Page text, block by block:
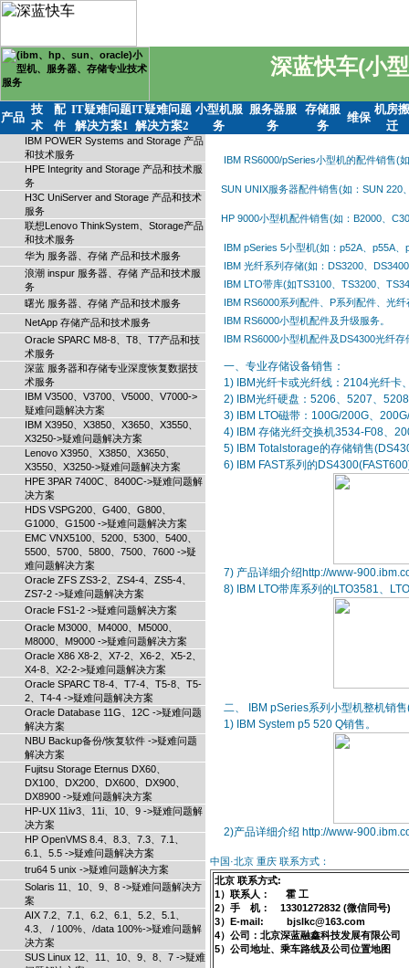
深蓝快车(小
产品
技
术
配
件
IT疑难问题
解决方案1
IT疑难问题
解决方案2
小型机服
务
服务器服
务
存储服
务
维保
机房搬
迁
IBM POWER Systems and Storage 产品
和技术服务
HPE Integrity and Storage 产品和技术服
务
H3C UniServer and Storage 产品和技术
服务
联想Lenovo ThinkSystem、Storage产品
和技术服务
华为 服务器、存储 产品和技术服务
浪潮 inspur 服务器、存储 产品和技术服
务
曙光 服务器、存储 产品和技术服务
NetApp 存储产品和技术服务
Oracle SPARC M8-8、T8、T7产品和技
术服务
深蓝 服务器和存储专业深度恢复数据技
术服务
IBM V3500、V3700、V5000、V7000->
疑难问题解决方案
IBM X3950、X3850、X3650、X3550、
X3250->疑难问题解决方案
Lenovo X3950、X3850、X3650、
X3550、X3250->疑难问题解决方案
HPE 3PAR 7400C、8400C->疑难问题解
决方案
HDS VSPG200、G400、G800、
G1000、G1500 ->疑难问题解决方案
EMC VNX5100、5200、5300、5400、
5500、5700、5800、7500、7600 ->疑
难问题解决方案
Oracle ZFS ZS3-2、ZS4-4、ZS5-4、
ZS7-2 ->疑难问题解决方案
Oracle FS1-2 ->疑难问题解决方案
Oracle M3000、M4000、M5000、
M8000、M9000 ->疑难问题解决方案
Oracle X86 X8-2、X7-2、X6-2、X5-2、
X4-8、X2-2->疑难问题解决方案
Oracle SPARC T8-4、T7-4、T5-8、T5-
2、T4-4 ->疑难问题解决方案
Oracle Database 11G、12C ->疑难问题
解决方案
NBU Backup备份/恢复软件 ->疑难问题
解决方案
Fujitsu Storage Eternus DX60、
DX100、DX200、DX600、DX900、
DX8900 ->疑难问题解决方案
HP-UX 11iv3、11i、10、9 ->疑难问题解
决方案
HP OpenVMS 8.4、8.3、7.3、7.1、
6.1、5.5 ->疑难问题解决方案
tru64 5 unix ->疑难问题解决方案
Solaris 11、10、9、8 ->疑难问题解决方
案
AIX 7.2、7.1、6.2、6.1、5.2、5.1、
4.3、 / 100%、/data 100%->疑难问题解
决方案
SUS Linux 12、11、10、9、8、7 ->疑难
IBM RS6000/pSeries小型机的配件销售(
SUN UNIX服务器配件销售(如：SUN 220
HP 9000小型机配件销售(如：B2000、
IBM pSeries 5小型机(如：p52A、p55A
IBM 光纤系列存储(如：DS3200、
IBM LTO带库(如TS3100、TS3200、
IBM RS6000系列配件、P系列配件、光
IBM RS6000小型机配件及升级服务。
IBM RS6000小型机配件及DS4300光纤
一、专业存储设备销售：
1) IBM光纤卡或光纤线：2104光纤卡
2) IBM光纤硬盘：5206、5207、
3) IBM LTO磁带：100G/200G、
4) IBM 存储光纤交换机3534-F08、
5) IBM Totalstorage的存储销售
6) IBM FAST系列的
7) 产品详细介绍http://www-
8) IBM LTO带库系列的LTO3581、
二、 IBM pSeries系列小型机整机销
1) IBM System p5 520 Q销售。
2)产品详细介绍 http://www-
中国·北京 重庆 联系方式：
北京 联系方式:
1）联系人： 霍 工
2）手 机： 13301272832 (微信同号)
3）E-mail: bjslkc@163.com
4）公司：北京深蓝融鑫科技发展有限公司
5）公司地址、乘车路线及公司位置地图